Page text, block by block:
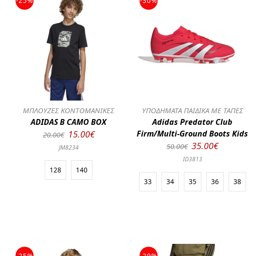
ΜΠΛΟΥΖΕΣ ΚΟΝΤΟΜΑΝΙΚΕΣ
ADIDAS B CAMO BOX
20.00€ 15.00€
JM8234
128 140
ΥΠΟΔΗΜΑΤΑ ΠΑΙΔΙΚΑ ΜΕ ΤΑΠΕΣ
Adidas Predator Club
Firm/Multi-Ground Boots Kids
50.00€ 35.00€
ID3813
33 34 35 36 38